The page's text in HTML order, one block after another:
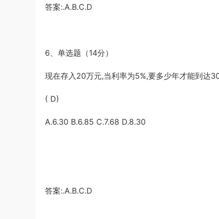
答案:.A.B.C.D
6、单选题（14分）
现在存入20万元,当利率为5%,要多少年才能到达
( D)
A.6.30 B.6.85 C.7.68 D.8.30
答案:.A.B.C.D